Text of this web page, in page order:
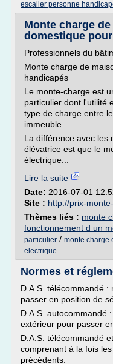
escalier personne
Monte charge
domestique
Professionnels du
Monte charge de
handicapés
Le monte-charge est
particulier dont l'utilité
type de charge entre
immeuble.
La différence avec les
élévatrice est que le
électrique...
Lire la suite
Date: 2016-07-01
Site : http://prix-
Thèmes liés : monte
fonctionnement d un
particulier / monte charge
electrique
Normes et
D.A.S. télécommandé
passer en position de
D.A.S. autocommandé
extérieur pour passer
D.A.S. télécommandé
comprenant à la fois
précédents.